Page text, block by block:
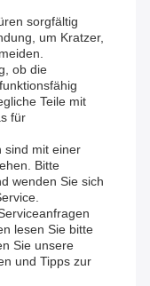
sorgfältig
um Kratzer,
ob die
Teile mit
für
sind mit einer
Bitte
wenden Sie sich
lesen Sie bitte
Sie unsere
und Tipps zur